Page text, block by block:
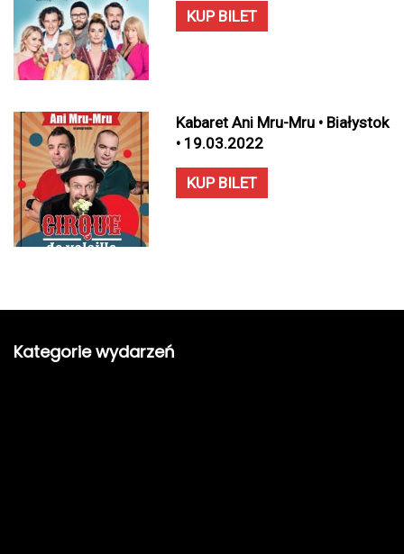
KUP BILET
Kabaret Ani Mru-Mru • Białystok
• 19.03.2022
KUP BILET
Kategorie wydarzeń